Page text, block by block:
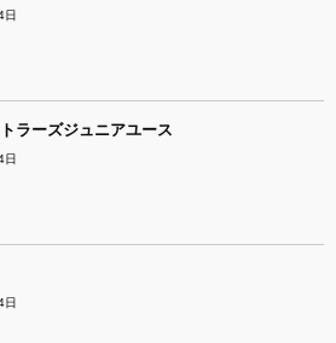
日
ラーズジュニアユース
日
日